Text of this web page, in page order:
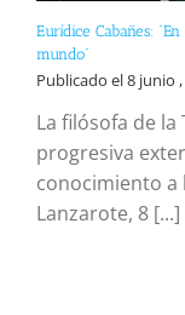
Eurídice Cabañes:
mundo”
Publicado el 8 junio
La filósofa de
progresiva
conocimiento a
Lanzarote, 8 [...]